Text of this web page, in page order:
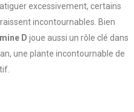
excessivement, certains
incontournables. Bien
D joue aussi un rôle clé dans
une plante incontournable de